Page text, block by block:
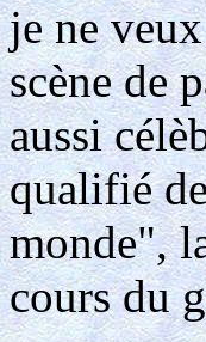
je ne
scène de
aussi
qualifié
monde",
cours du